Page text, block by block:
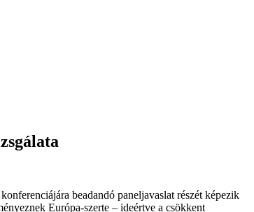
beadandó paneljavaslat részét képezik
Európa-szerte – ideértve a csökkent